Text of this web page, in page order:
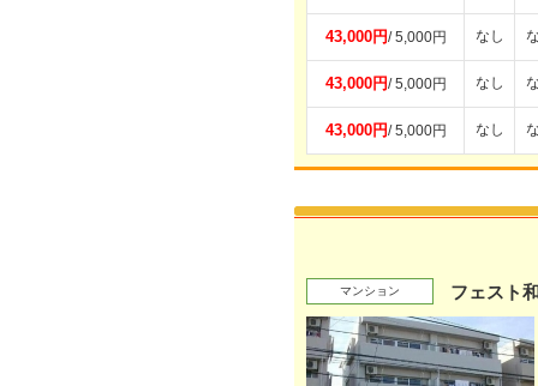
43,000円/ 5,000円 なし
43,000円/ 5,000円 なし
43,000円/ 5,000円 なし
マンション フェスト